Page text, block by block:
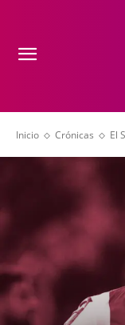
Inicio Crónicas El